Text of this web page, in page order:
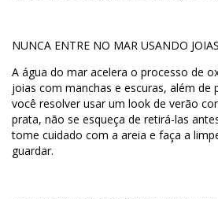
NUNCA ENTRE NO MAR USANDO
A água do mar acelera o processo de
joias com manchas e escuras, além de
você resolver usar um look de verão
prata, não se esqueça de retirá-las
tome cuidado com a areia e faça a
guardar.